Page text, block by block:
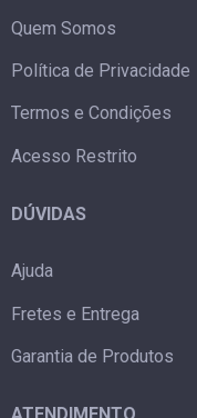
Quem Somos
Política de Privacidade
Termos e Condições
Acesso Restrito
DÚVIDAS
Ajuda
Fretes e Entrega
Garantia de Produtos